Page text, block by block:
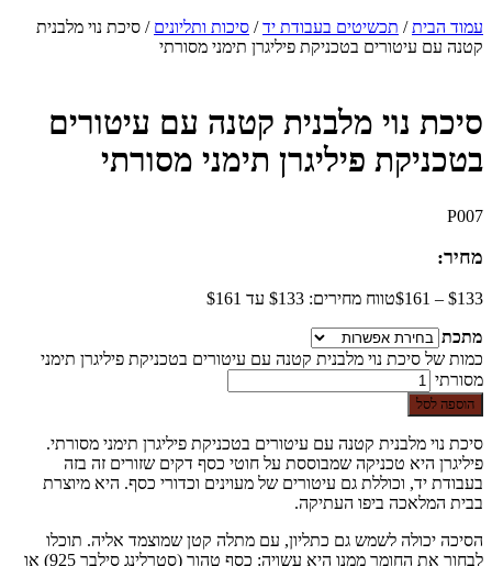
עמוד הבית/ תכשיטים בעבודת יד/ סיכות ותליונים / סיכת נוי מלבנית
קטנה עם עיטורים בטכניקת פיליגרן תימני מסורתי
סיכת נוי מלבנית קטנה עם עיטורים
בטכניקת פיליגרן תימני מסורתי
P007
מחיר:
$133
–
$161 טווח מחירים: ⁦$133⁩ עד ⁦$161⁩
מתכת
כמות של סיכת נוי מלבנית קטנה עם עיטורים בטכניקת פיליגרן תימני
מסורתי
הוספה לסל
סיכת נוי מלבנית קטנה עם עיטורים בטכניקת פיליגרן תימני מסורתי.
פיליגרן היא טכניקה שמבוססת על חוטי כסף דקים שזורים זה בזה
בעבודת יד, וכוללת גם עיטורים של מעוינים וכדורי כסף. היא מיוצרת
בבית המלאכה ביפו העתיקה.
הסיכה יכולה לשמש גם כתליון, עם מתלה קטן שמוצמד אליה. תוכלו
לבחור את החומר ממנו היא עשויה: כסף טהור (סטרלינג סילבר 925) או